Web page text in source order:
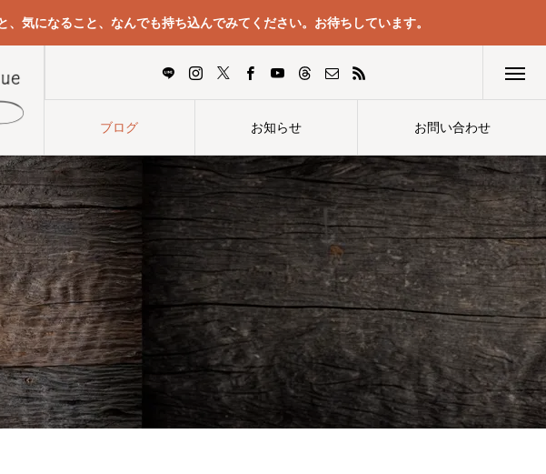
気になること、なんでも持ち込んでみてください。お待ちしています。
ブログ お知らせ お問い合わせ